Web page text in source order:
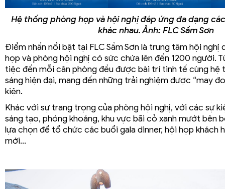
Hệ thống phòng họp và hội nghị đáp ứng đa dạng
khác nhau. Ảnh: FLC Sầm Sơn
Điểm nhấn nổi bật tại FLC Sầm Sơn là trung tâm hội
họp và phòng hội nghị có sức chứa lên đến 1200 người.
tiệc đến mỗi căn phòng đều được bài trí tinh tế cùng hệ
sáng hiện đại, mang đến những trải nghiệm được “may
kiện.
Khác với sự trang trọng của phòng hội nghị, với các sự
sáng tạo, phóng khoáng, khu vực bãi cỏ xanh mướt bên
lựa chọn để tổ chức các buổi gala dinner, hội họp khách
mới…